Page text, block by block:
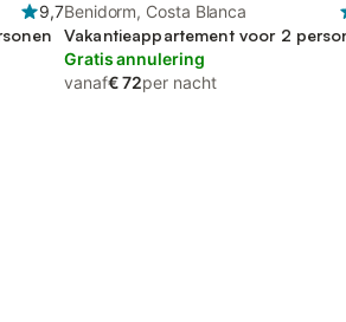
9,7Benidorm, Costa Blanca
Vakantieappartement voor 2
Gratis annulering
vanaf€ 72per nacht